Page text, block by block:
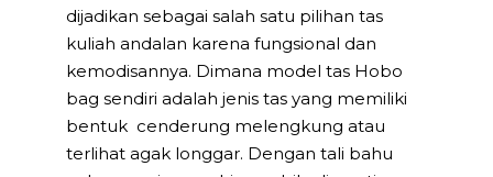
dijadikan sebagai salah satu pilihan tas
kuliah andalan karena fungsional dan
kemodisannya. Dimana model tas Hobo
bag sendiri adalah jenis tas yang memiliki
bentuk cenderung melengkung atau
terlihat agak longgar. Dengan tali bahu